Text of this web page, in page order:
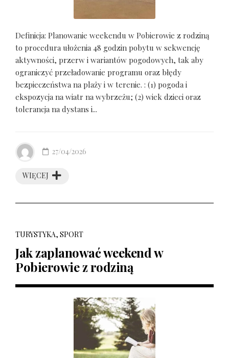
Definicja: Planowanie weekendu w Pobierowie z rodziną
to procedura ułożenia 48 godzin pobytu w sekwencję
aktywności, przerw i wariantów pogodowych, tak aby
ograniczyć przeładowanie programu oraz błędy
bezpieczeństwa na plaży i w terenie. : (1) pogoda i
ekspozycja na wiatr na wybrzeżu; (2) wiek dzieci oraz
tolerancja na dystans i...
WIĘCEJ
27/04/2026
TURYSTYKA, SPORT
Jak zaplanować weekend w
Pobierowie z rodziną